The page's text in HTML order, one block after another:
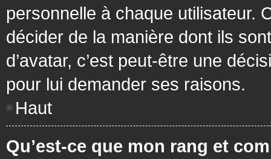
personnelle à chaque utilisateur.
décider de la manière dont ils
d’avatar, c’est peut-être une
pour lui demander ses raisons.
Haut
Qu’est-ce que mon rang et